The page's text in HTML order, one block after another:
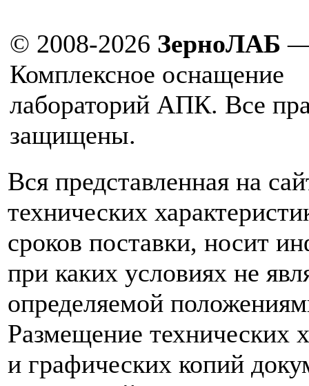
© 2008-2026 ЗерноЛАБ
Комплексное оснащение
лабораторий АПК. Все
защищены.
Вся представленная на
технических
сроков поставки, носит
при каких условиях не
определяемой
Размещение технических
и графических копий